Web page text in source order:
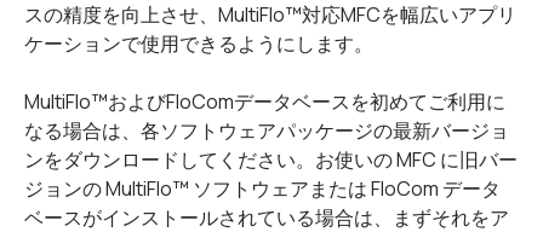
スの精度を向上させ、MultiFlo™対応MFCを幅広いアプリ
ケーションで使用できるようにします。
MultiFlo™およびFloComデータベースを初めてご利用に
なる場合は、各ソフトウェアパッケージの最新バージョ
ンをダウンロードしてください。お使いの MFC に旧バー
ジョンの MultiFlo™ ソフトウェアまたは FloCom データ
ベースがインストールされている場合は、まずそれをア